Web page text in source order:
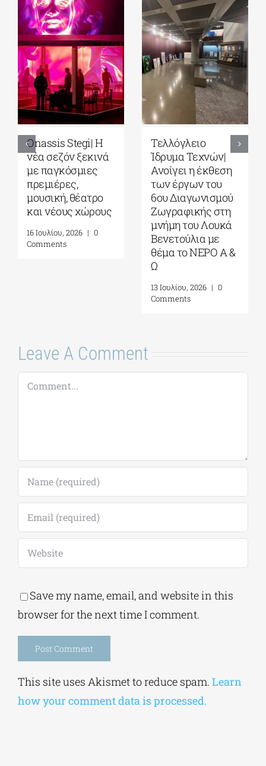
Park your Cinema
– Park your
Cinema Kids|
Σινεμά κάτω από
τα αστέρια στο
Πάρκο Σταύρος
Αύγουστος-
Σεπτέμβριος 2026
Full Moon
Sleepover παρέα
με το σινεμά του
Στίβεν
Σπίλμπεργκ στο
Κέντρο
Πολιτισμού
Ίδρυμα Σταύρος
Νιάρχος (ΚΠΙΣΝ)|
Τετάρτη 29 Ιουλίου
17 Ιουλίου, 2026
Leave A Comment
Comment
Save my name, email, and website in this
Alternative:
This site uses Akismet to reduce spam.